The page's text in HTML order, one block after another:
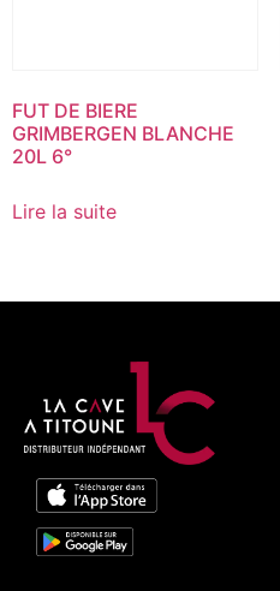
FUT DE BIERE
GRIMBERGEN BLANCHE
20L 6°
Lire la suite